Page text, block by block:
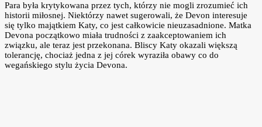
Para była krytykowana przez tych, którzy nie mogli zrozumieć ich
historii miłosnej. Niektórzy nawet sugerowali, że Devon interesuje
się tylko majątkiem Katy, co jest całkowicie nieuzasadnione. Matka
Devona początkowo miała trudności z zaakceptowaniem ich
związku, ale teraz jest przekonana. Bliscy Katy okazali większą
tolerancję, chociaż jedna z jej córek wyraziła obawy co do
wegańskiego stylu życia Devona.